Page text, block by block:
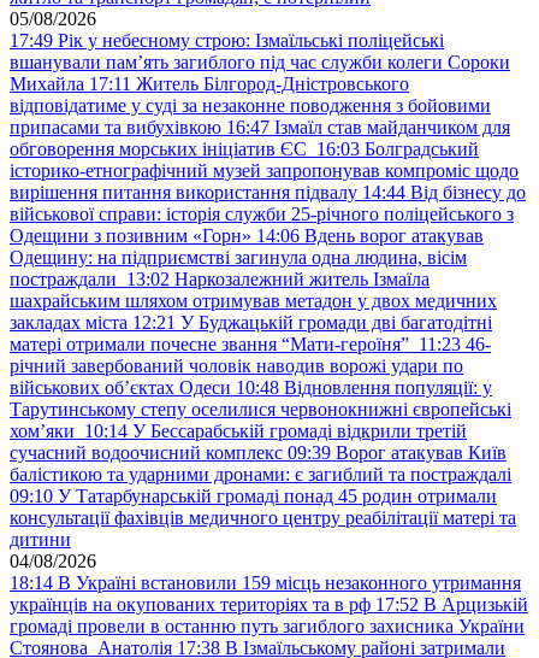
05/08/2026
17:49 Рік у небесному строю: Ізмаїльські поліцейські
вшанували пам’ять загиблого під час служби колеги Сороки
Михайла 17:11 Житель Білгород-Дністровського
відповідатиме у суді за незаконне поводження з бойовими
припасами та вибухівкою 16:47 Ізмаїл став майданчиком для
обговорення морських ініціатив ЄС 16:03 Болградський
історико-етнографічний музей запропонував компроміс щодо
вирішення питання використання підвалу 14:44 Від бізнесу до
військової справи: історія служби 25-річного поліцейського з
Одещини з позивним «Горн» 14:06 Вдень ворог атакував
Одещину: на підприємстві загинула одна людина, вісім
постраждали 13:02 Наркозалежний житель Ізмаїла
шахрайським шляхом отримував метадон у двох медичних
закладах міста 12:21 У Буджацькій громади дві багатодітні
матері отримали почесне звання “Мати-героїня” 11:23 46-
річний завербований чоловік наводив ворожі удари по
військових обʼєктах Одеси 10:48 Відновлення популяції: у
Тарутинському степу оселилися червонокнижні європейські
хом’яки 10:14 У Бессарабській громаді відкрили третій
сучасний водоочисний комплекс 09:39 Ворог атакував Київ
балістикою та ударними дронами: є загиблий та постраждалі
09:10 У Татарбунарській громаді понад 45 родин отримали
консультації фахівців медичного центру реабілітації матері та
дитини
04/08/2026
18:14 В Україні встановили 159 місць незаконного утримання
українців на окупованих територіях та в рф 17:52 В Арцизькій
громаді провели в останню путь загиблого захисника України
Стоянова Анатолія 17:38 В Ізмаїльському районі затримали